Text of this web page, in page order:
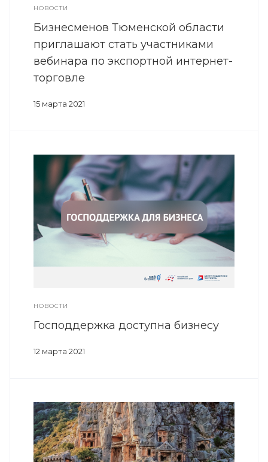
НОВОСТИ
Бизнесменов Тюменской области
приглашают стать участниками
вебинара по экспортной интернет-
торговле
15 марта 2021
НОВОСТИ
Господдержка доступна бизнесу
12 марта 2021